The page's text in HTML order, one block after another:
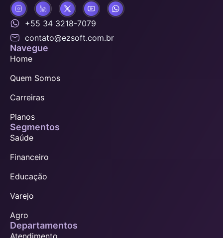
+55 34 3218-7079
contato@ezsoft.com.br
Navegue
Home
Quem Somos
Carreiras
Planos
Segmentos
Saúde
Financeiro
Educação
Varejo
Agro
Departamentos